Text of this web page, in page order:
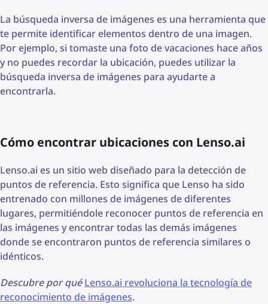
La búsqueda inversa de imágenes es una herramienta que
te permite identificar elementos dentro de una imagen.
Por ejemplo, si tomaste una foto de vacaciones hace años
y no puedes recordar la ubicación, puedes utilizar la
búsqueda inversa de imágenes para ayudarte a
encontrarla.
Cómo encontrar ubicaciones con Lenso.ai
Lenso.ai es un sitio web diseñado para la detección de
puntos de referencia. Esto significa que Lenso ha sido
entrenado con millones de imágenes de diferentes
lugares, permitiéndole reconocer puntos de referencia en
las imágenes y encontrar todas las demás imágenes
donde se encontraron puntos de referencia similares o
idénticos.
Descubre por quéLenso.ai revoluciona la tecnología de
reconocimiento de imágenes.